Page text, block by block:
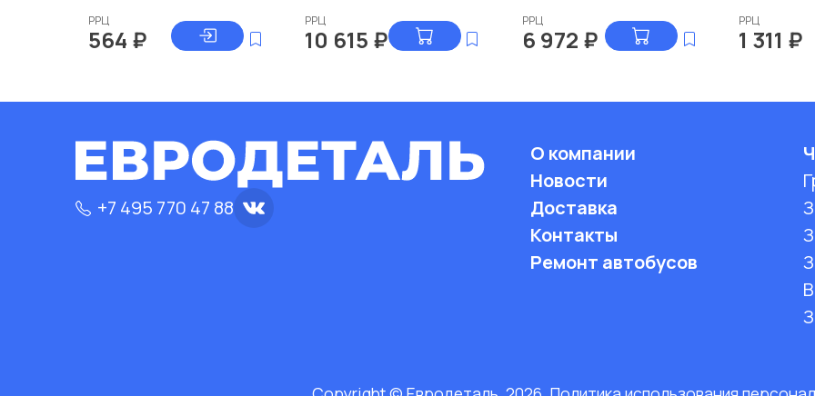
РРЦ
564 ₽
РРЦ
10 615 ₽
РРЦ
6 972 ₽
РРЦ
1 311 ₽
+7 495 770 47 88
О компании
Новости
Доставка
Контакты
Ремонт автобусов